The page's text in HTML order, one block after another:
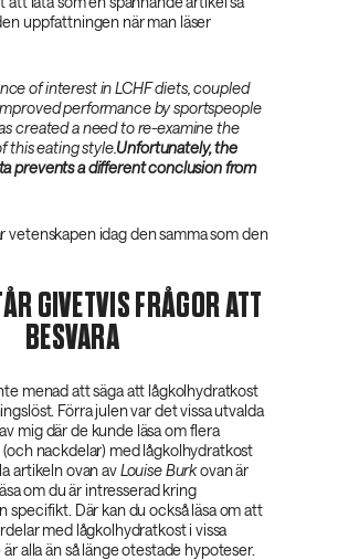
uppfattningen när man läser
of interest in LCHF diets, coupled
performance by sportspeople
created a need to re-examine the
this eating style.Unfortunately, the
prevents a different conclusion from
vetenskapen idag den samma som den
GIVETVIS FRÅGOR ATT
BESVARA
menad att säga att lågkolhydratkost
Förra julen var det vissa utvalda
mig där de kunde läsa om flera
nackdelar) med lågkolhydratkost
artikeln ovan avLouise Burk‌ovan är
om du är intresserad kring
specifikt. Där kan du också läsa om att
med lågkolhydratkost i vissa
alla än så länge otestade hypoteser.